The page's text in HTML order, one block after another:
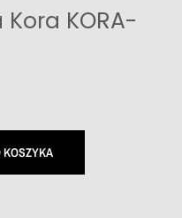
KORA-
KOSZYKA